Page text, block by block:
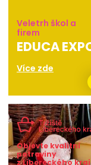
Veletrh škol a
firem
EDUCA
Více zde
Objevte kvalitní
potraviny
z Libereckého